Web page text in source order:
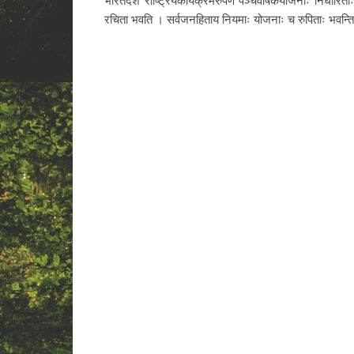
रचिता भवति । सर्वजनहिताय नियमाः योजनाः च रुपिताः